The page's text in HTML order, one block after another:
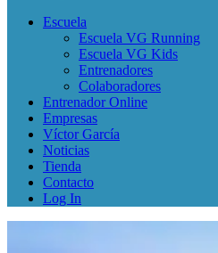
Escuela
Escuela VG Running
Escuela VG Kids
Entrenadores
Colaboradores
Entrenador Online
Empresas
Víctor García
Noticias
Tienda
Contacto
Log In